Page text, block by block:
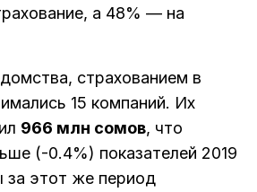
а 48% — на
страхованием в
15 компаний. Их
966 млн сомов, что
(-0.4%) показателей 2019
за этот же период